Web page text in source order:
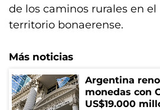
de los caminos rurales en el
territorio bonaerense.
Más noticias
Argentina
monedas con
US$19.000